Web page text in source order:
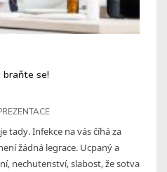
braňte se!
tady. Infekce na vás číhá za
žádná legrace. Ucpaný a
nechutenství, slabost, že sotva